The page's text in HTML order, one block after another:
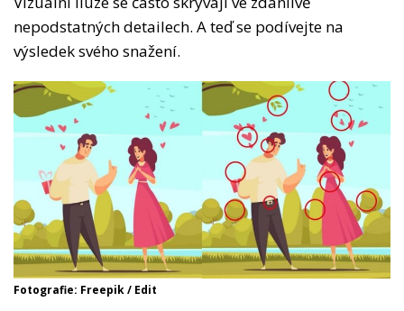
nepodstatných detailech. A teď se podívejte na
výsledek svého snažení.
Fotografie: Freepik / Edit